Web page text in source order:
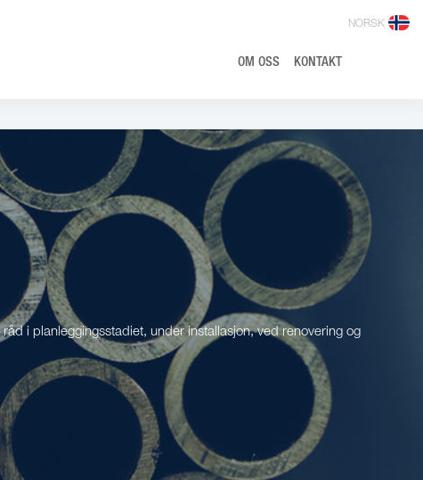
NORSK
OM OSS KONTAKT
i planleggingsstadiet, under installasjon, ved renovering og